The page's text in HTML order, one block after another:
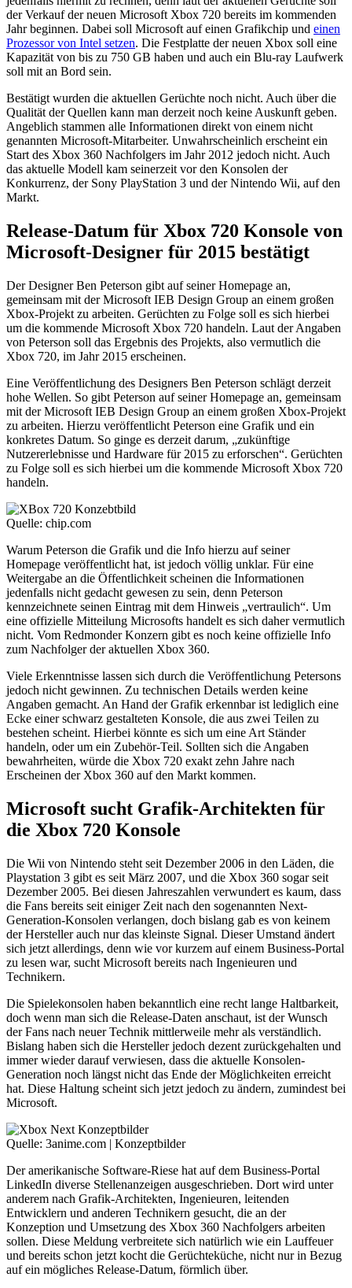
der Verkauf der neuen Microsoft Xbox 720 bereits im kommenden
Jahr beginnen. Dabei soll Microsoft auf einen Grafikchip und einen
Prozessor von Intel setzen. Die Festplatte der neuen Xbox soll eine
Kapazität von bis zu 750 GB haben und auch ein Blu-ray Laufwerk
soll mit an Bord sein.
Bestätigt wurden die aktuellen Gerüchte noch nicht. Auch über die
Qualität der Quellen kann man derzeit noch keine Auskunft geben.
Angeblich stammen alle Informationen direkt von einem nicht
genannten Microsoft-Mitarbeiter. Unwahrscheinlich erscheint ein
Start des Xbox 360 Nachfolgers im Jahr 2012 jedoch nicht. Auch
das aktuelle Modell kam seinerzeit vor den Konsolen der
Konkurrenz, der Sony PlayStation 3 und der Nintendo Wii, auf den
Markt.
Release-Datum für Xbox 720 Konsole von
Microsoft-Designer für 2015 bestätigt
Der Designer Ben Peterson gibt auf seiner Homepage an,
gemeinsam mit der Microsoft IEB Design Group an einem großen
Xbox-Projekt zu arbeiten. Gerüchten zu Folge soll es sich hierbei
um die kommende Microsoft Xbox 720 handeln. Laut der Angaben
von Peterson soll das Ergebnis des Projekts, also vermutlich die
Xbox 720, im Jahr 2015 erscheinen.
Eine Veröffentlichung des Designers Ben Peterson schlägt derzeit
hohe Wellen. So gibt Peterson auf seiner Homepage an, gemeinsam
mit der Microsoft IEB Design Group an einem großen Xbox-Projekt
zu arbeiten. Hierzu veröffentlicht Peterson eine Grafik und ein
konkretes Datum. So ginge es derzeit darum, „zukünftige
Nutzererlebnisse und Hardware für 2015 zu erforschen“. Gerüchten
zu Folge soll es sich hierbei um die kommende Microsoft Xbox 720
handeln.
Quelle: chip.com
Warum Peterson die Grafik und die Info hierzu auf seiner
Homepage veröffentlicht hat, ist jedoch völlig unklar. Für eine
Weitergabe an die Öffentlichkeit scheinen die Informationen
jedenfalls nicht gedacht gewesen zu sein, denn Peterson
kennzeichnete seinen Eintrag mit dem Hinweis „vertraulich“. Um
eine offizielle Mitteilung Microsofts handelt es sich daher vermutlich
nicht. Vom Redmonder Konzern gibt es noch keine offizielle Info
zum Nachfolger der aktuellen Xbox 360.
Viele Erkenntnisse lassen sich durch die Veröffentlichung Petersons
jedoch nicht gewinnen. Zu technischen Details werden keine
Angaben gemacht. An Hand der Grafik erkennbar ist lediglich eine
Ecke einer schwarz gestalteten Konsole, die aus zwei Teilen zu
bestehen scheint. Hierbei könnte es sich um eine Art Ständer
handeln, oder um ein Zubehör-Teil. Sollten sich die Angaben
bewahrheiten, würde die Xbox 720 exakt zehn Jahre nach
Erscheinen der Xbox 360 auf den Markt kommen.
Microsoft sucht Grafik-Architekten für
die Xbox 720 Konsole
Die Wii von Nintendo steht seit Dezember 2006 in den Läden, die
Playstation 3 gibt es seit März 2007, und die Xbox 360 sogar seit
Dezember 2005. Bei diesen Jahreszahlen verwundert es kaum, dass
die Fans bereits seit einiger Zeit nach den sogenannten Next-
Generation-Konsolen verlangen, doch bislang gab es von keinem
der Hersteller auch nur das kleinste Signal. Dieser Umstand ändert
sich jetzt allerdings, denn wie vor kurzem auf einem Business-Portal
zu lesen war, sucht Microsoft bereits nach Ingenieuren und
Technikern.
Die Spielekonsolen haben bekanntlich eine recht lange Haltbarkeit,
doch wenn man sich die Release-Daten anschaut, ist der Wunsch
der Fans nach neuer Technik mittlerweile mehr als verständlich.
Bislang haben sich die Hersteller jedoch dezent zurückgehalten und
immer wieder darauf verwiesen, dass die aktuelle Konsolen-
Generation noch längst nicht das Ende der Möglichkeiten erreicht
hat. Diese Haltung scheint sich jetzt jedoch zu ändern, zumindest bei
Microsoft.
Quelle: 3anime.com | Konzeptbilder
Der amerikanische Software-Riese hat auf dem Business-Portal
LinkedIn diverse Stellenanzeigen ausgeschrieben. Dort wird unter
anderem nach Grafik-Architekten, Ingenieuren, leitenden
Entwicklern und anderen Technikern gesucht, die an der
Konzeption und Umsetzung des Xbox 360 Nachfolgers arbeiten
sollen. Diese Meldung verbreitete sich natürlich wie ein Lauffeuer
und bereits schon jetzt kocht die Gerüchteküche, nicht nur in Bezug
auf ein mögliches Release-Datum, förmlich über.